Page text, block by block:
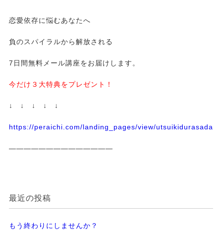
恋愛依存に悩むあなたへ
負のスパイラルから解放される
7日間無料メール講座をお届けします。
今だけ３大特典をプレゼント！
↓ ↓ ↓ ↓ ↓
https://peraichi.com/landing_pages/view/
——————————————
最近の投稿
もう終わりにしませんか？